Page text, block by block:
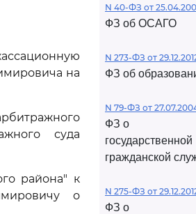
на
суда
района" к
о
N 40-ФЗ от
ФЗ об ОСАГО
N 273-ФЗ от
ФЗ об
N 79-ФЗ от
ФЗ о
государственной
гражданской
N 275-ФЗ от
ФЗ о